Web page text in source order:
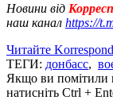
Новини від
наш канал https://
Читайте
ТЕГИ: донбасс,
Якщо ви помітили
натисніть Ctrl +